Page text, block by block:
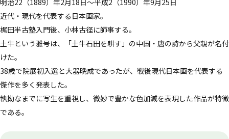
明治22（1889）年2月18日～平成2（1990）年9月25日
近代・現代を代表する日本画家。
梶田半古塾入門後、小林古径に師事する。
土牛という雅号は、「土牛石田を耕す」の中国・唐の詩から父親が名付
けた。
38歳で院展初入選と大器晩成であったが、戦後現代日本画を代表する
傑作を多く発表した。
執拗なまでに写生を重視し、微妙で豊かな色加減を表現した作品が特徴
である。